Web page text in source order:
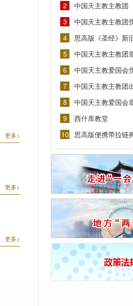
更多>
更多>
更多>
2
中国天主教主教团
3
中国天主教主教团
4
思高版《圣经》新
5
中国天主教主教团
6
中国天主教爱国会
7
中国天主教主教团
8
中国天主教爱国会
9
西什库教堂
10 思高版便携带拉链